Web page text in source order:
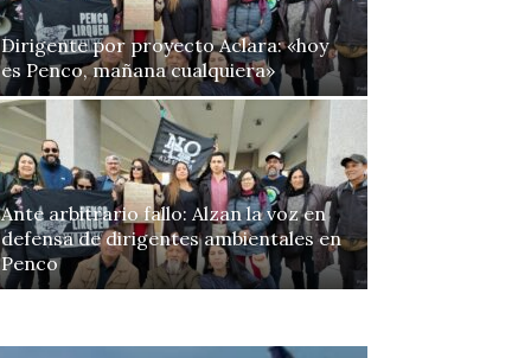
Dirigente por proyecto Aclara: «hoy
es Penco, mañana cualquiera»
Ante arbitrario fallo: Alzan la voz en
defensa de dirigentes ambientales en
Penco